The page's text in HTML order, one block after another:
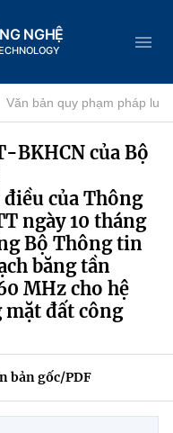
NGHỆ
Văn bản quy phạm pháp luật
BKHCN của Bộ
của Thông
ngày 10 tháng
Bộ Thông tin
băng tần
MHz cho hệ
đất công
bản gốc/PDF